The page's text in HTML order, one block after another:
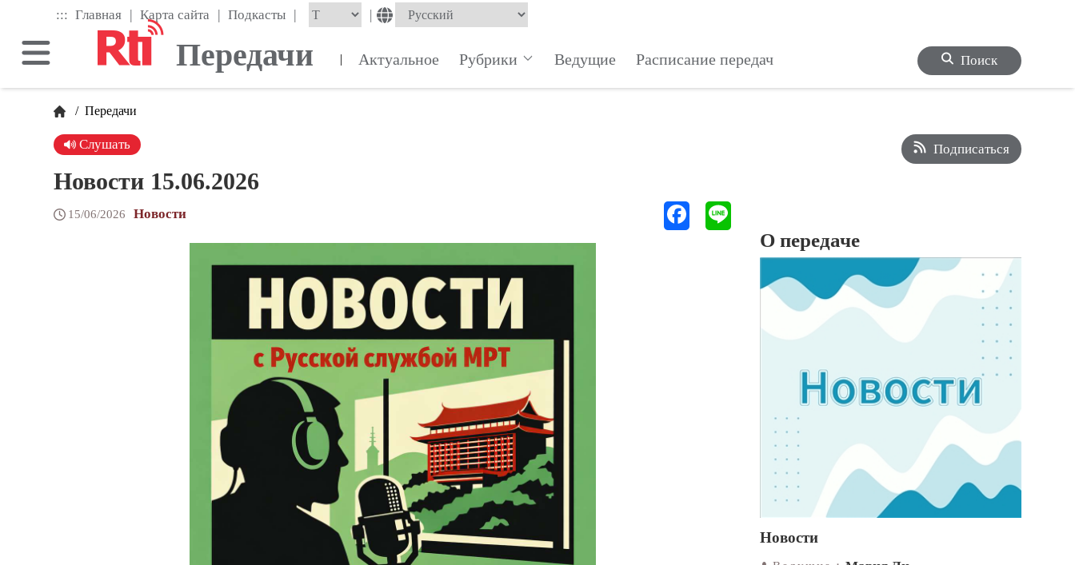
main
content
::: Главная | Карта сайта | Подкасты | |
Передачи | Актуальное Рубрики Ведущие Расписание передач Поиск
/ Передачи
Слушать
Новости 15.06.2026
15/06/2026 Новости
Подписаться
О передаче
Новости